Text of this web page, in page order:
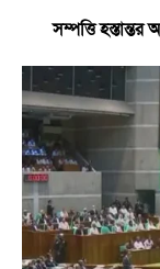
সম্পত্তি